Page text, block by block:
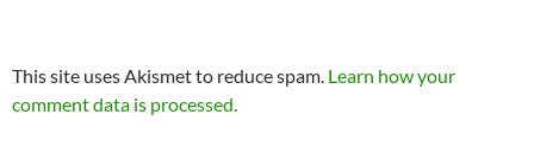
This site uses Akismet to reduce spam. Learn how your
comment data is processed.